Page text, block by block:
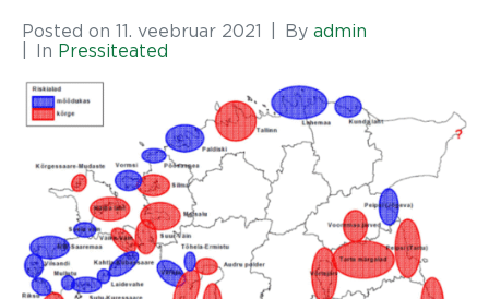
Posted on 11. veebruar 2021 By admin
In Pressiteated